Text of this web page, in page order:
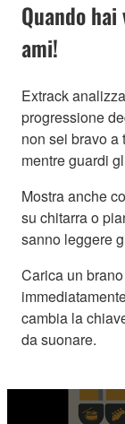
Quando
ami!
Extrack
progressione
non sei bravo a
mentre guardi
Mostra anche
su chitarra o
sanno leggere
Carica un
cambia la
da suonare.